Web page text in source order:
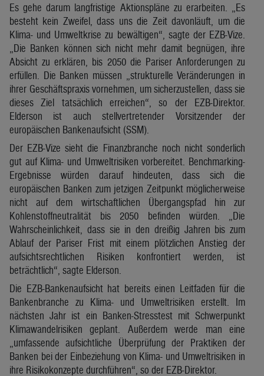
Es gehe darum langfristige Aktionspläne zu erarbeiten. „Es
besteht kein Zweifel, dass uns die Zeit davonläuft, um die
Klima- und Umweltkrise zu bewältigen“, sagte der EZB-Vize.
„Die Banken können sich nicht mehr damit begnügen, ihre
Absicht zu erklären, bis 2050 die Pariser Anforderungen zu
erfüllen. Die Banken müssen „strukturelle Veränderungen in
ihrer Geschäftspraxis vornehmen, um sicherzustellen, dass sie
dieses Ziel tatsächlich erreichen“, so der EZB-Direktor.
Elderson ist auch stellvertretender Vorsitzender der
europäischen Bankenaufsicht (SSM).
Der EZB-Vize sieht die Finanzbranche noch nicht sonderlich
gut auf Klima- und Umweltrisiken vorbereitet. Benchmarking-
Ergebnisse würden darauf hindeuten, dass sich die
europäischen Banken zum jetzigen Zeitpunkt möglicherweise
nicht auf dem wirtschaftlichen Übergangspfad hin zur
Kohlenstoffneutralität bis 2050 befinden würden. „Die
Wahrscheinlichkeit, dass sie in den dreißig Jahren bis zum
Ablauf der Pariser Frist mit einem plötzlichen Anstieg der
aufsichtsrechtlichen Risiken konfrontiert werden, ist
beträchtlich“, sagte Elderson.
Die EZB-Bankenaufsicht hat bereits einen Leitfaden für die
Bankenbranche zu Klima- und Umweltrisiken erstellt. Im
nächsten Jahr ist ein Banken-Stresstest mit Schwerpunkt
Klimawandelrisiken geplant. Außerdem werde man eine
„umfassende aufsichtliche Überprüfung der Praktiken der
Banken bei der Einbeziehung von Klima- und Umweltrisiken in
ihre Risikokonzepte durchführen“, so der EZB-Direktor.